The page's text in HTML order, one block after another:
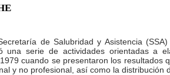
de Salubridad y Asistencia
una serie de actividades orientadas a
cuando se presentaron los resultados
y no profesional, así como la distribución